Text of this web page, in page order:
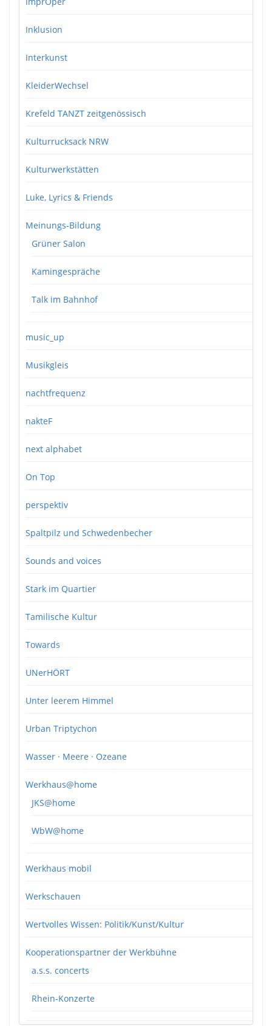
Inklusion
Interkunst
KleiderWechsel
Krefeld TANZT zeitgenössisch
Kulturrucksack NRW
Kulturwerkstätten
Luke, Lyrics & Friends
Meinungs-Bildung
Grüner Salon
Kamingespräche
Talk im Bahnhof
music_up
Musikgleis
nachtfrequenz
nakteF
next alphabet
On Top
perspektiv
Spaltpilz und Schwedenbecher
Sounds and voices
Stark im Quartier
Tamilische Kultur
Towards
UNerHÖRT
Unter leerem Himmel
Urban Triptychon
Wasser · Meere · Ozeane
Werkhaus@home
JKS@home
WbW@home
Werkhaus mobil
Werkschauen
Wertvolles Wissen: Politik/Kunst/Kultur
Kooperationspartner der Werkbühne
a.s.s. concerts
Rhein-Konzerte